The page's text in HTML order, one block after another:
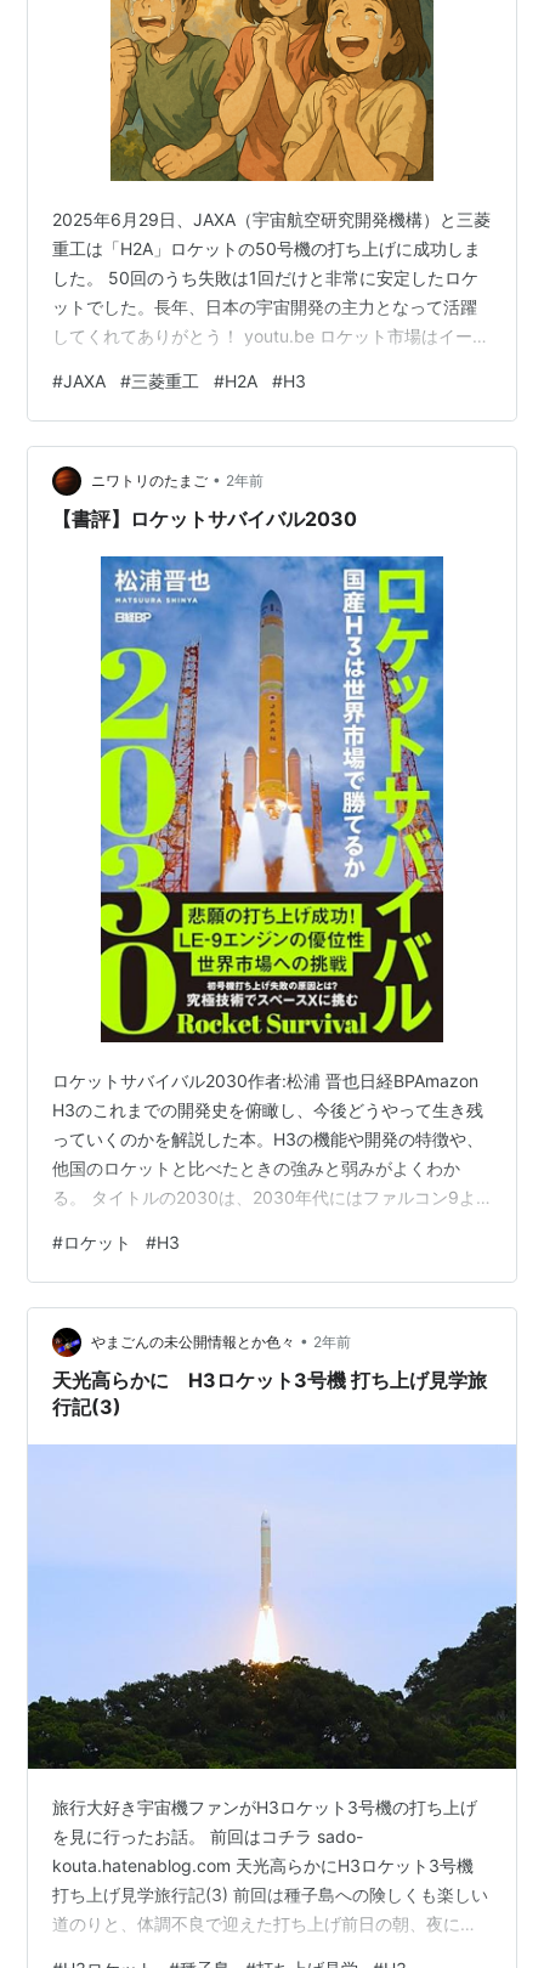
2025年6月29日、JAXA（宇宙航空研究開発機構）と三菱
重工は「H2A」ロケットの50号機の打ち上げに成功しま
した。 50回のうち失敗は1回だけと非常に安定したロケ
ットでした。長年、日本の宇宙開発の主力となって活躍
してくれてありがとう！ youtu.be ロケット市場はイーロ
が、アメリカだけに依存するのは危険なので、今後は低
コストで運用できるH-3ロケットに軸を移していきます。
期待しています！ military-stock.hatenablog.com
military-stock.hatenablog.com military-stock…
#JAXA #三菱重工 #H2A #H3
ニワトリのたまご • 2年前
【書評】ロケットサバイバル2030
ロケットサバイバル2030作者:松浦 晋也日経BPAmazon
H3のこれまでの開発史を俯瞰し、今後どうやって生き残
っていくのかを解説した本。H3の機能や開発の特徴や、
他国のロケットと比べたときの強みと弱みがよくわか
る。 タイトルの2030は、2030年代にはファルコン9よ
ングであり、究極の使い捨てロケットであるH3はどのよ
うに舵を切るのか、という意味が込められていると思わ
れる。 ようやく打ち上がった日本のロケットH3だけど、
そもそもどんなロケットなの？他国と比べてどうなの？
国際競争力はあるの？というH3、ひいては日本のロケッ
ト開発の今後につい…
#ロケット #H3
やまごんの未公開情報とか色々 • 2年前
天光高らかに H3ロケット3号機 打ち上げ見学旅
行記(3)
旅行大好き宇宙機ファンがH3ロケット3号機の打ち上げ
を見に行ったお話。 前回はコチラ sado-
kouta.hatenablog.com 天光高らかにH3ロケット3号機
打ち上げ見学旅行記(3) 前回は種子島への険しくも楽しい
道のりと、体調不良で迎えた打ち上げ前日の朝、夜に行